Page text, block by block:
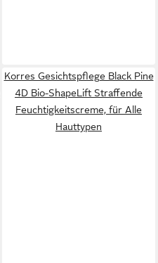
Korres Gesichtspflege Black Pine
4D Bio-ShapeLift Straffende
Feuchtigkeitscreme, für Alle
Hauttypen